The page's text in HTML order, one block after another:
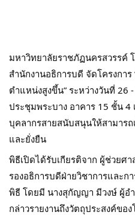
มหาวิทยาลัยราชภัฏนครสวรรค์
สำนักงานอธิการบดี จัดโครงกา
ตำแหน่งสูงขึ้น” ระหว่างวันที่
ประชุมพระบาง อาคาร 15 ชั้น
บุคลากรสายสนับสนุนให้สามาร
และยั่งยืน
พิธีเปิดได้รับเกียรติจาก ผู้ช่วยศ
รองอธิการบดีฝ่ายวิชาการและ
พิธี โดยมี นางสุกัญญา มีวงษ์ ผู้อ
กล่าวรายงานถึงวัตถุประสงค์ขอ